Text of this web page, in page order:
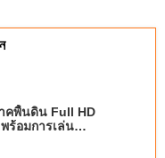
พื้นดิน Full HD
ร้อมการเล่น